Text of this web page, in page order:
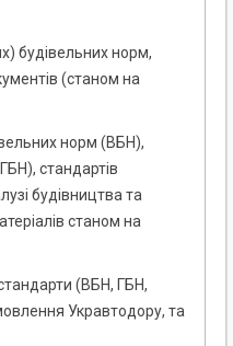
будівельних норм,
(станом на
норм (ВБН),
стандартів
будівництва та
станом на
(ВБН, ГБН,
Укравтодору, та